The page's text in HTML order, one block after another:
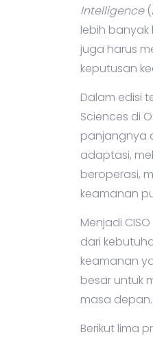
Intelligence
lebih banyak
juga harus
keputusan
Dalam edisi
Sciences di
panjangnya
adaptasi,
beroperasi,
keamanan
Menjadi
dari
keamanan
besar untuk
masa depan.
Berikut lima